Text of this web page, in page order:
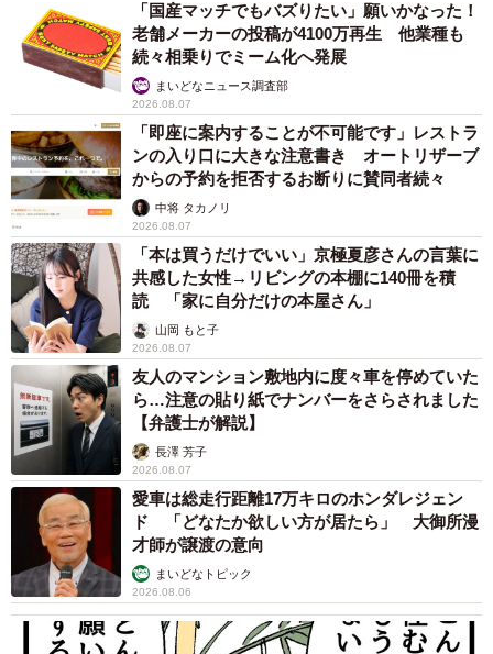
「国産マッチでもバズりたい」願いかなった！
老舗メーカーの投稿が4100万再生 他業種も
続々相乗りでミーム化へ発展
まいどなニュース調査部
2026.08.07
「即座に案内することが不可能です」レストラ
ンの入り口に大きな注意書き オートリザーブ
からの予約を拒否するお断りに賛同者続々
中将 タカノリ
2026.08.07
「本は買うだけでいい」京極夏彦さんの言葉に
共感した女性→リビングの本棚に140冊を積
読 「家に自分だけの本屋さん」
山岡 もと子
2026.08.07
友人のマンション敷地内に度々車を停めていた
ら…注意の貼り紙でナンバーをさらされました
【弁護士が解説】
長澤 芳子
2026.08.07
愛車は総走行距離17万キロのホンダレジェン
ド 「どなたか欲しい方が居たら」 大御所漫
才師が譲渡の意向
まいどなトピック
2026.08.06